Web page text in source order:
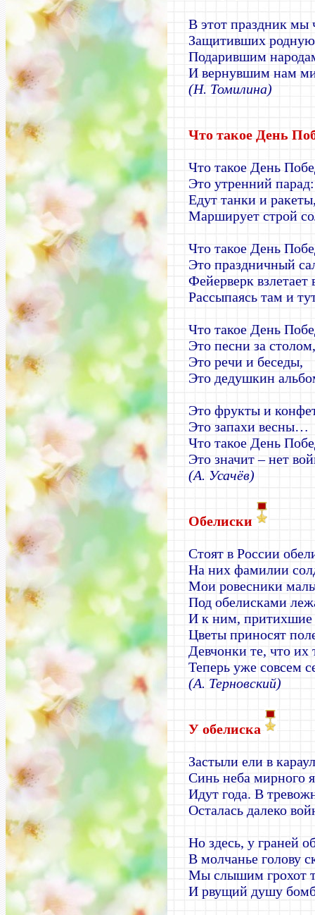
В этот праздник мы
Защитивших родную
Подарившим
И вернувшим нам
(Н. Томилина)
Что такое День
Что такое День
Это утренний парад:
Едут танки и
Марширует строй
Что такое День
Это праздничный
Фейерверк взлетает
Рассыпаясь там и
Что такое День
Это песни за столом,
Это речи и беседы,
Это дедушкин
Это фрукты и
Это запахи весны…
Что такое День
Это значит – нет
(А. Усачёв)
Обелиски
Стоят в России
На них фамилии
Мои ровесники
Под обелисками
И к ним, притихшие
Цветы приносят
Девчонки те, что их
Теперь уже совсем
(А. Терновский)
У обелиска
Застыли ели в
Синь неба мирного
Идут года. В
Осталась далеко
Но здесь, у граней
В молчанье голову
Мы слышим грохот
И рвущий душу